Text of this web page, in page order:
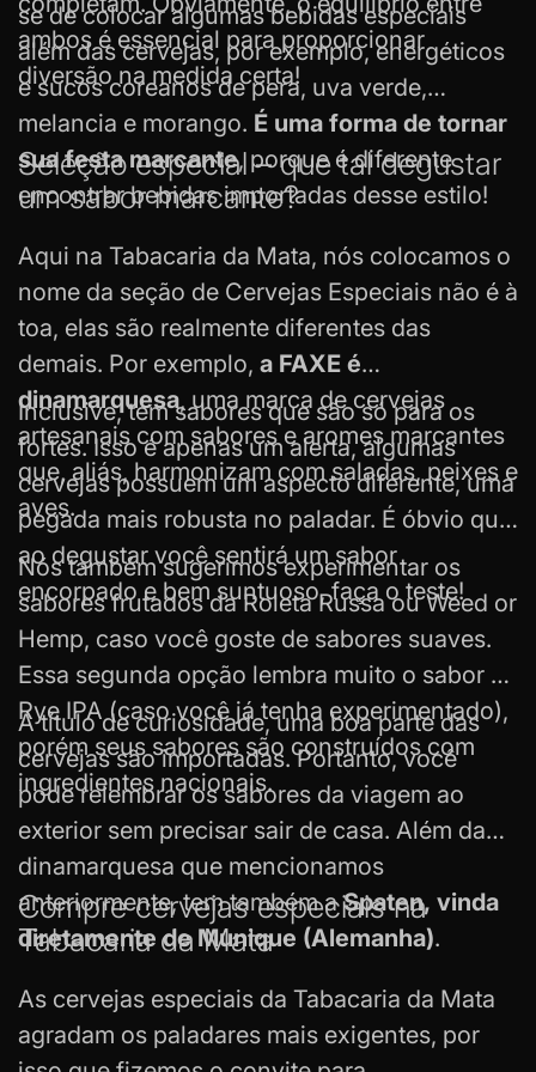
ambos é essencial para proporcionar
diversão na medida certa!
se de colocar algumasbebidas especiais
além das cervejas, por exemplo, energéticos
e sucos coreanos de pera, uva verde,
melancia e morango. É uma forma de tornar
sua festa marcante, porque é diferente
encontrar bebidas importadas desse estilo!
Seleção especial – que tal degustar
um sabor marcante?
Aqui na Tabacaria da Mata, nós colocamos o
nome da seção de Cervejas Especiais não é à
toa, elas são realmente diferentes das
demais. Por exemplo, a FAXE é
dinamarquesa, uma marca de cervejas
artesanais com sabores e aromes marcantes
que, aliás, harmonizam com saladas, peixes e
aves.
Inclusive, tem sabores que são só para os
fortes. Isso é apenas um alerta, algumas
cervejas possuem um aspecto diferente, uma
pegada mais robusta no paladar. É óbvio que
ao degustar você sentirá um sabor
encorpado e bem suntuoso, faça o teste!
Nós também sugerimos experimentar os
sabores frutados da Roleta Russa ou Weed or
Hemp, caso você goste de sabores suaves.
Essa segunda opção lembra muito o sabor da
Rye IPA (caso você já tenha experimentado),
porém seus sabores são construídos com
ingredientes nacionais.
A título de curiosidade, uma boa parte das
cervejas são importadas. Portanto, você
pode relembrar os sabores da viagem ao
exterior sem precisar sair de casa. Além da
dinamarquesa que mencionamos
anteriormente, tem também aSpaten, vinda
diretamente de Munique (Alemanha).
Compre cervejas especiais na
Tabacaria da Mata
As cervejas especiais da Tabacaria da Mata
agradam os paladares mais exigentes, por